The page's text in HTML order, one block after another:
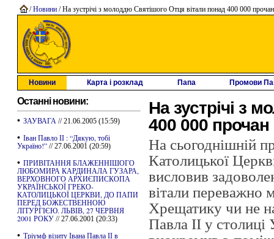
/Новини/ На зустрічі з молоддю Святішого Отця вітали понад 400 000
Новини Карта і розклад Папа Промови
Останні новини:
• ЗАУВАГА// 21.06.2005 (15:59)
• Іван Павло ІІ : “Дякую, тобі
Україно!”// 27.06.2001 (20:59)
• ПРИВІТАННЯ БЛАЖЕННІШОГО
ЛЮБОМИРА КАРДИНАЛА ГУЗАРА,
ВЕРХОВНОГО АРХИЄПИСКОПА
УКРАЇНСЬКОЇ ГРЕКО-
КАТОЛИЦЬКОЇ ЦЕРКВИ, ДО ПАПИ
ПЕРЕД БОЖЕСТВЕННОЮ
ЛІТУРГІЄЮ. ЛЬВІВ, 27 ЧЕРВНЯ
2001 РОКУ// 27.06.2001 (20:33)
• Тріумф візиту Івана Павла ІІ в
На зустрічі з
400 000 прочан
На сьогоднішній
Католицької
висловив
вітали переважно
Хрещатику чи не
Павла ІІ у